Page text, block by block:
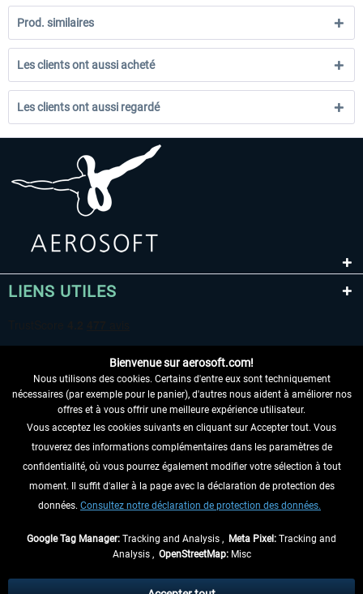
Prod. similaires
Les clients ont aussi acheté
Les clients ont aussi regardé
LIENS UTILES
RENONCER AU CONTRAT ICI
INFORMATIONS
NE MANQUEZ PAS LES DERNIÈRES
échéant, frais de remboursement, si aucune description contraire.
Bienvenue sur aerosoft.com!
Nous utilisons des cookies. Certains d'entre eux sont techniquement
nécessaires (par exemple pour le panier), d'autres nous aident à améliorer nos
offres et à vous offrir une meilleure expérience utilisateur.
Vous acceptez les cookies suivants en cliquant sur Accepter tout. Vous
trouverez des informations complémentaires dans les paramètres de
confidentialité, où vous pourrez également modifier votre sélection à tout
moment. Il suffit d'aller à la page avec la déclaration de protection des
données. Consultez notre déclaration de protection des données.
Google Tag Manager: Tracking and Analysis , Meta Pixel: Tracking and
Analysis , OpenStreetMap:Misc